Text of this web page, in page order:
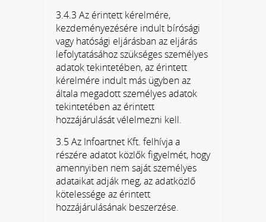
3.4.3 Az érintett kérelmére,
kezdeményezésére indult bírósági
vagy hatósági eljárásban az eljárás
lefolytatásához szükséges személyes
adatok tekintetében, az érintett
kérelmére indult más ügyben az
általa megadott személyes adatok
tekintetében az érintett
hozzájárulását vélelmezni kell.
3.5 Az Infoartnet Kft. felhívja a
részére adatot közlők figyelmét, hogy
amennyiben nem saját személyes
adataikat adják meg, az adatközlő
kötelessége az érintett
hozzájárulásának beszerzése.